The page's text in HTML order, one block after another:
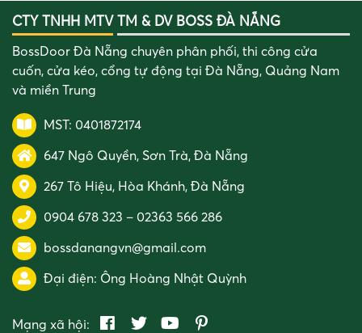
CTY TNHH MTV TM & DV BOSS ĐÀ NẴNG
BossDoor Đà Nẵng chuyên phân phối, thi công cửa
cuốn, cửa kéo, cổng tự động tại Đà Nẵng, Quảng Nam
và miền Trung
MST: 0401872174
647 Ngô Quyền, Sơn Trà, Đà Nẵng
267 Tô Hiệu, Hòa Khánh, Đà Nẵng
0904 678 323 – 02363 566 286
bossdanangvn@gmail.com
Đại điện: Ông Hoàng Nhật Quỳnh
Mạng xã hội: